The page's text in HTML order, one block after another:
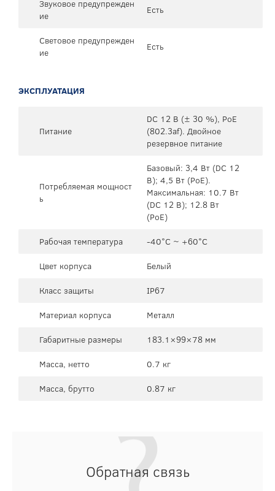
Звуковое предупрежден
ие
Есть
Световое предупрежден
ие
Есть
ЭКСПЛУАТАЦИЯ
Питание
DC 12 В (± 30 %), PoE
(802.3af). Двойное
резервное питание
Потребляемая мощност
ь
Базовый: 3,4 Вт (DC 12
В); 4,5 Вт (PoE).
Максимальная: 10.7 Вт
(DC 12 В); 12.8 Вт
(PoE)
Рабочая температура
-40°C ~ +60°C
Цвет корпуса
Белый
Класс защиты
IP67
Материал корпуса
Металл
Габаритные размеры
183.1×99×78 мм
Масса, нетто
0.7 кг
Масса, брутто
0.87 кг
Обратная связь